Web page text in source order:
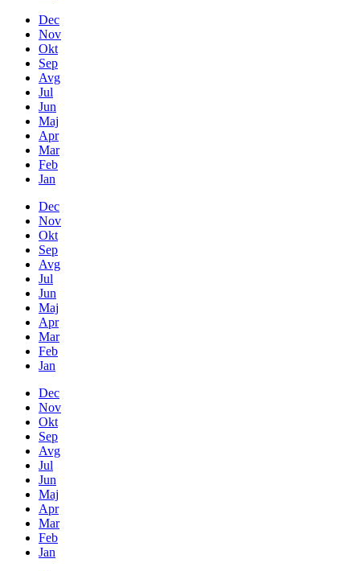
Dec
Nov
Okt
Sep
Avg
Jul
Jun
Maj
Apr
Mar
Feb
Jan
Dec
Nov
Okt
Sep
Avg
Jul
Jun
Maj
Apr
Mar
Feb
Jan
Dec
Nov
Okt
Sep
Avg
Jul
Jun
Maj
Apr
Mar
Feb
Jan